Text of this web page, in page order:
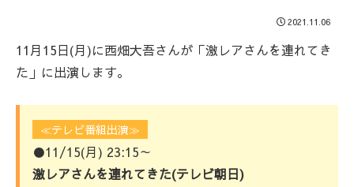
2021.11.06
11月15日(月)に西畑大吾さんが「激レアさんを連れてき
た」に出演します。
≪テレビ番組出演≫
●11/15(月) 23:15～
激レアさんを連れてきた(テレビ朝日)